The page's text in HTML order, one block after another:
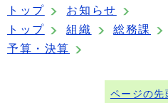
トップ
お知らせ
トップ
組織 総務課
予算・決算
ページの先